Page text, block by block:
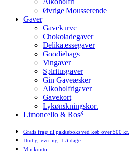
Alkoholfri
Øvrige Mousserende
Gaver
Gavekurve
Chokoladegaver
Delikatessegaver
Goodiebags
Vingaver
Spiritusgaver
Gin Gaveæsker
Alkoholfrigaver
Gavekort
Lykønskningskort
Limoncello & Rosé
Gratis fragt til pakkeboks ved køb over 500 kr.
Hurtig levering: 1-3 dage
Min konto